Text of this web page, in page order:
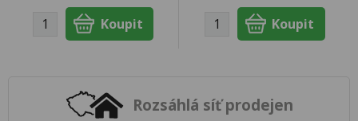
Rozsáhlá síť prodejen